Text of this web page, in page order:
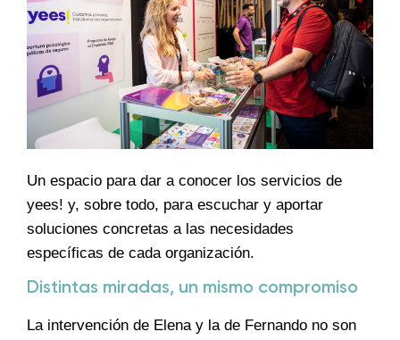
Un espacio para dar a conocer los servicios de
yees! y, sobre todo, para escuchar y aportar
soluciones concretas a las necesidades
específicas de cada organización.
Distintas miradas, un mismo compromiso
La intervención de Elena y la de Fernando no son